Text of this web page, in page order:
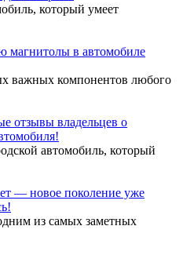
который умеет
магнитолы в автомобиле
важных компонентов любого
отзывы владельцев о
автомобиль, который
— новое поколение уже
из самых заметных